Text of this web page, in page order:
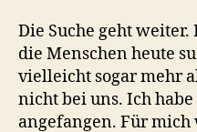
Die Suche geht
die Menschen heute
vielleicht sogar mehr
nicht bei uns. Ich
angefangen. Für